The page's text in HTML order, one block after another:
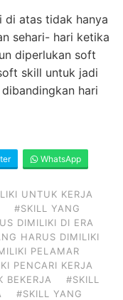
atas tidak hanya
sehari- hari ketika
diperlukan soft
skill untuk jadi
hari
WhatsApp
UNTUK KERJA
#SKILL YANG
DIMILIKI DI ERA
HARUS DIMILIKI
PELAMAR
PENCARI KERJA
BEKERJA
#SKILL
#SKILL YANG